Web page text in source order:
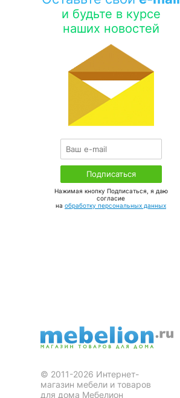
и будьте в курсе
наших новостей
Нажимая кнопку Подписаться, я даю
соглаcие
на обработку персональных данных
© 2011-2026 Интернет-
магазин мебели и товаров
для дома Мебелион